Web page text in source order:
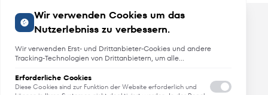
Wir verwenden Cookies um das
Nutzerlebniss zu verbessern.
Wir verwenden Erst- und Drittanbieter-Cookies und andere
Tracking-Technologien von Drittanbietern, um alle
Sie anzupassen, Analysen durchzuführen und personalisierte
Werbung über unsere Websites, Apps und Newsletter im
Erforderliche Cookies
Diese Cookies sind zur Funktion der Website erforderlich und
Angebote, Neuheiten und Trends